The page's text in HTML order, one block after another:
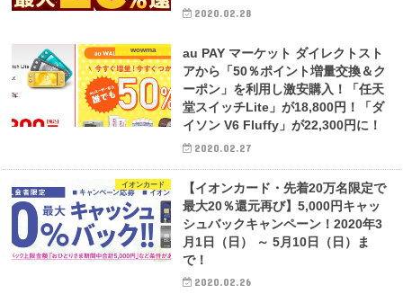
2020.02.28
wowma
au PAY マーケット ダイレクトスト
アから「50％ポイント増量交換＆ク
ーポン」を利用し激安購入！「任天
堂スイッチLite」が18,800円！「ダ
イソン V6 Fluffy」が22,300円に！
2020.02.27
イオンカード
【イオンカード・先着20万名限定で
最大20％還元再び】5,000円キャッ
シュバックキャンペーン！2020年3
月1日（日） ～ 5月10日（日）ま
で！
2020.02.26